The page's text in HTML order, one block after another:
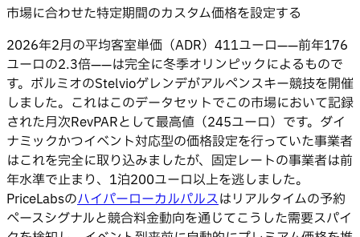
市場に合わせた特定期間のカスタム価格を設定する
2026年2月の平均客室単価（ADR）411ユーロ——前年176
ユーロの2.3倍——は完全に冬季オリンピックによるもので
す。ボルミオのStelvioゲレンデがアルペンスキー競技を開催
しました。これはこのデータセットでこの市場において記録
された月次RevPARとして最高値（245ユーロ）です。ダイ
ナミックかつイベント対応型の価格設定を行っていた事業者
はこれを完全に取り込みましたが、固定レートの事業者は前
年水準で止まり、1泊200ユーロ以上を逃しました。
PriceLabsのハイパーローカルパルスはリアルタイムの予約
ペースシグナルと競合料金動向を通じてこうした需要スパイ